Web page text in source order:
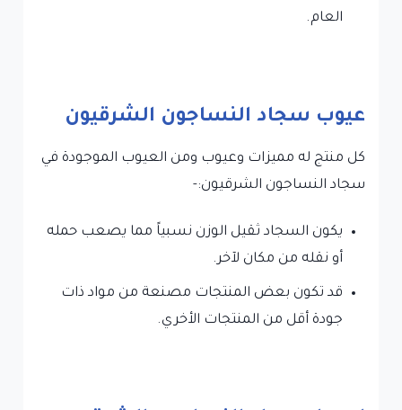
العام.
عيوب سجاد النساجون الشرقيون
كل منتج له مميزات وعيوب ومن العيوب الموجودة في
سجاد النساجون الشرقيون:-
يكون السجاد ثقيل الوزن نسبياً مما يصعب حمله
أو نقله من مكان لآخر.
قد تكون بعض المنتجات مصنعة من مواد ذات
جودة أقل من المنتجات الأخري.